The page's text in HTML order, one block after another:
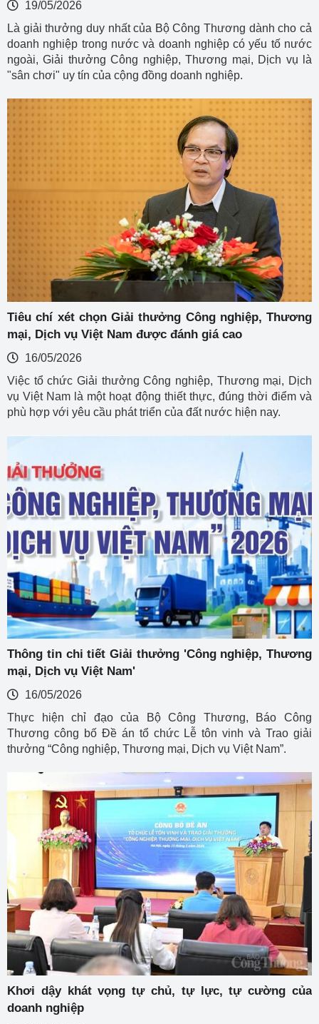
19/05/2026
Là giải thưởng duy nhất của Bộ Công Thương dành cho cả
doanh nghiệp trong nước và doanh nghiệp có yếu tố nước
ngoài, Giải thưởng Công nghiệp, Thương mại, Dịch vụ là
"sân chơi" uy tín của cộng đồng doanh nghiệp.
Tiêu chí xét chọn Giải thưởng Công nghiệp, Thương
mại, Dịch vụ Việt Nam được đánh giá cao
16/05/2026
Việc tổ chức Giải thưởng Công nghiệp, Thương mại, Dịch
vụ Việt Nam là một hoạt động thiết thực, đúng thời điểm và
phù hợp với yêu cầu phát triển của đất nước hiện nay.
Thông tin chi tiết Giải thưởng 'Công nghiệp, Thương
mại, Dịch vụ Việt Nam'
16/05/2026
Thực hiện chỉ đạo của Bộ Công Thương, Báo Công
Thương công bố Đề án tổ chức Lễ tôn vinh và Trao giải
thưởng “Công nghiệp, Thương mại, Dịch vụ Việt Nam”.
Khơi dậy khát vọng tự chủ, tự lực, tự cường của
doanh nghiệp